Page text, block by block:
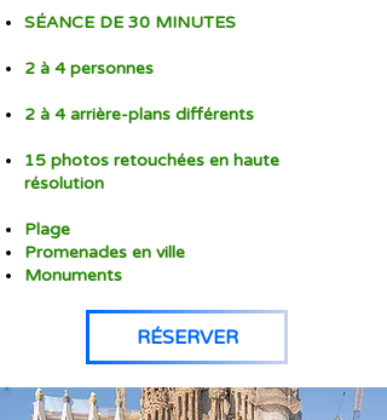
SÉANCE DE 30 MINUTES
2 à 4 personnes
2 à 4 arrière-plans différents
15 photos retouchées en haute
résolution
Plage
Promenades en ville
Monuments
RÉSERVER